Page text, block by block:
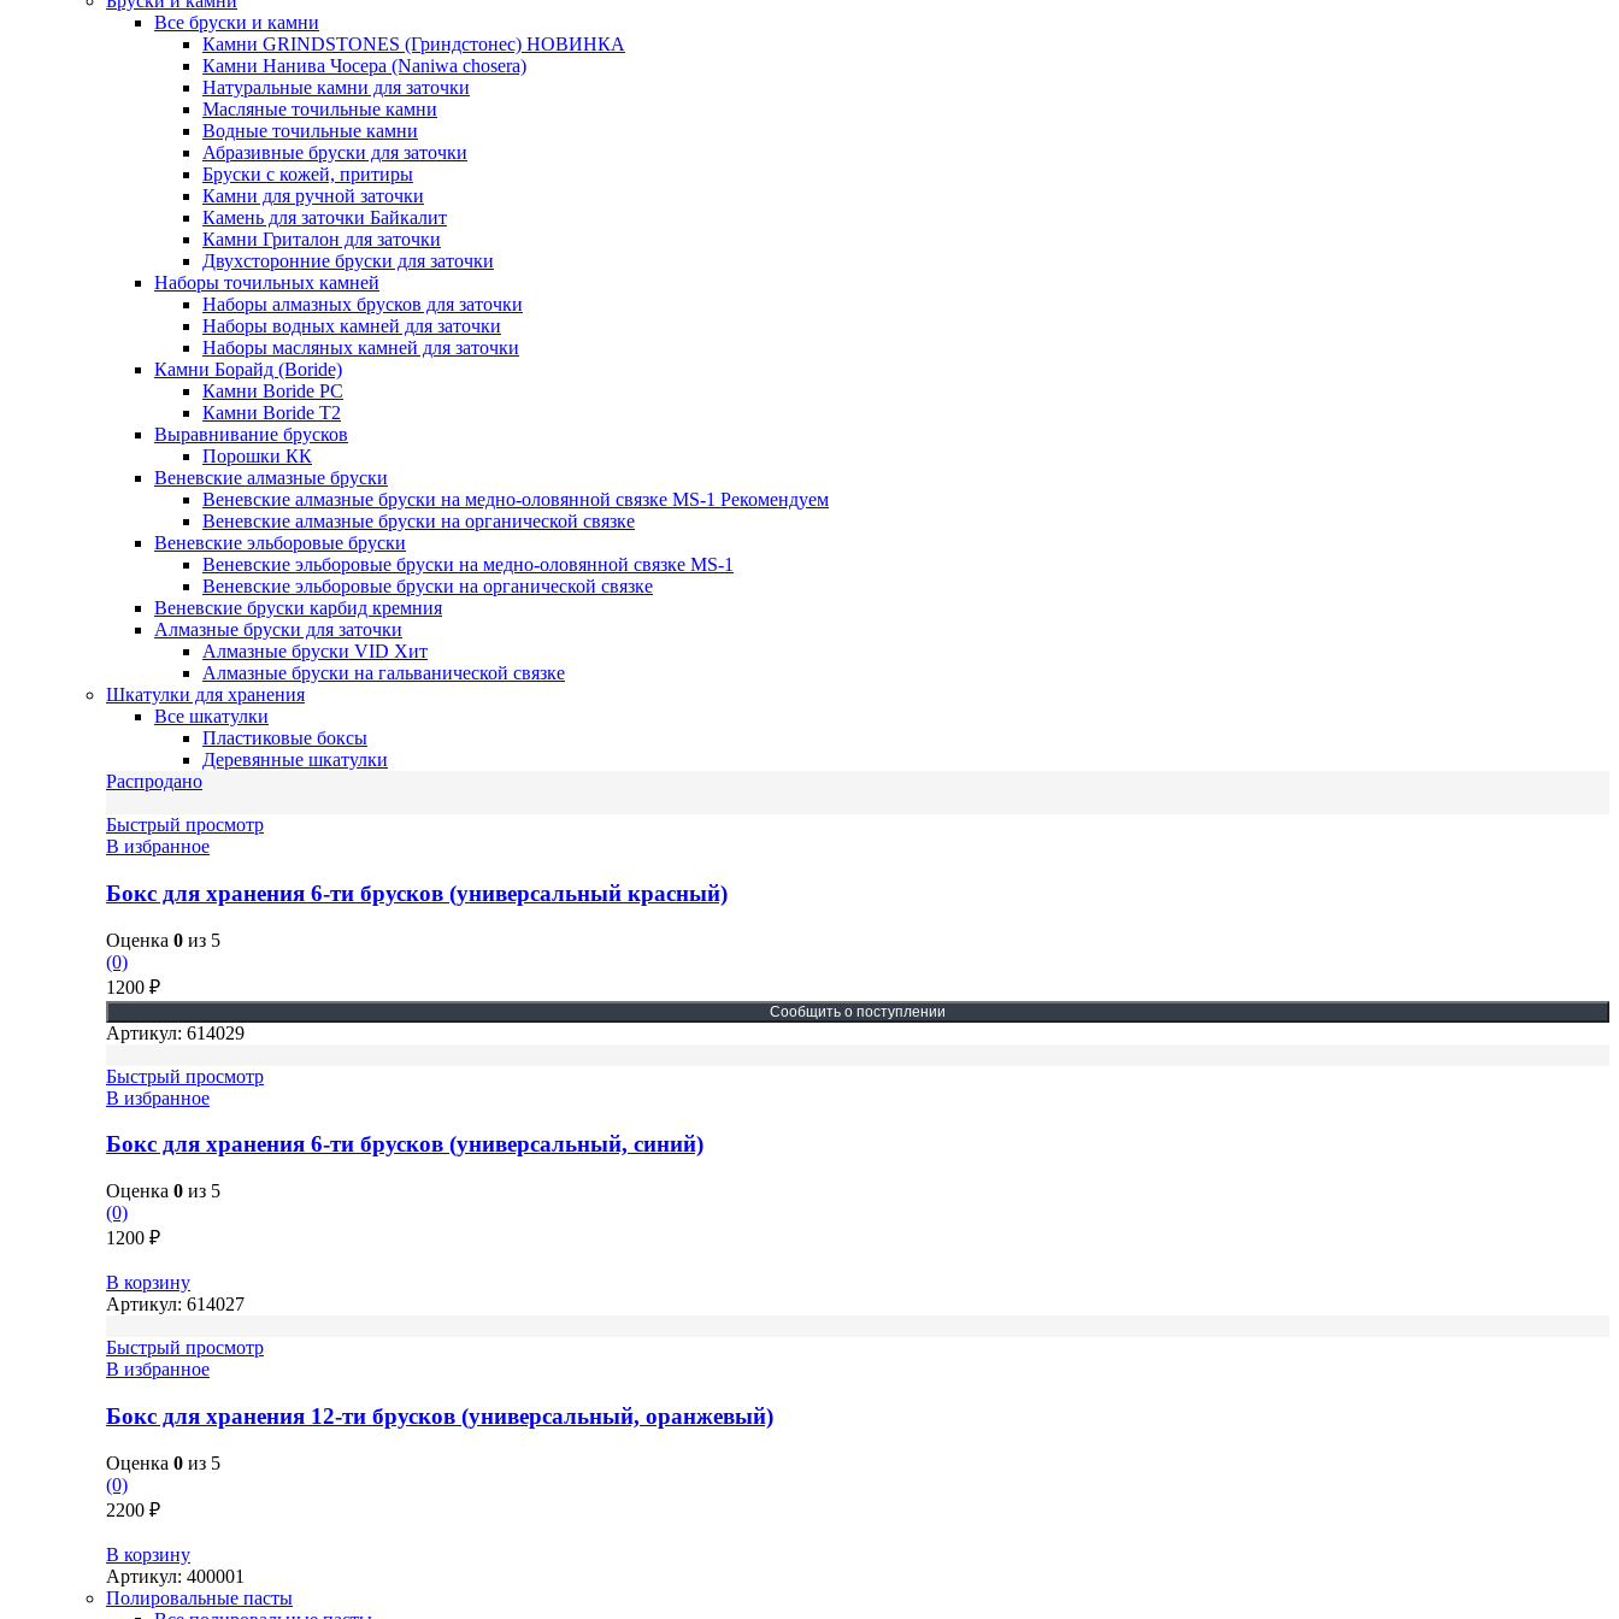
Все бруски и камни
Камни GRINDSTONES (Гриндстонес) НОВИНКА
Камни Нанива Чосера (Naniwa chosera)
Натуральные камни для заточки
Масляные точильные камни
Водные точильные камни
Абразивные бруски для заточки
Бруски с кожей, притиры
Камни для ручной заточки
Камень для заточки Байкалит
Камни Гриталон для заточки
Двухсторонние бруски для заточки
Наборы точильных камней
Наборы алмазных брусков для заточки
Наборы водных камней для заточки
Наборы масляных камней для заточки
Камни Борайд (Boride)
Камни Boride PC
Камни Boride T2
Выравнивание брусков
Порошки КК
Веневские алмазные бруски
Веневские алмазные бруски на медно-оловянной связке MS-1 Рекомендуем
Веневские алмазные бруски на органической связке
Веневские эльборовые бруски
Веневские эльборовые бруски на медно-оловянной связке MS-1
Веневские эльборовые бруски на органической связке
Веневские бруски карбид кремния
Алмазные бруски для заточки
Алмазные бруски VID Хит
Алмазные бруски на гальванической связке
Шкатулки для хранения
Все шкатулки
Пластиковые боксы
Деревянные шкатулки
Распродано
Быстрый просмотр
В избранное
Бокс для хранения 6-ти брусков (универсальный красный)
Оценка 0 из 5
(0)
1200 ₽
Артикул: 614029
Быстрый просмотр
В избранное
Бокс для хранения 6-ти брусков (универсальный, синий)
Оценка 0 из 5
(0)
1200 ₽
В корзину
Артикул: 614027
Быстрый просмотр
В избранное
Бокс для хранения 12-ти брусков (универсальный, оранжевый)
Оценка 0 из 5
(0)
2200 ₽
В корзину
Артикул: 400001
Полировальные пасты